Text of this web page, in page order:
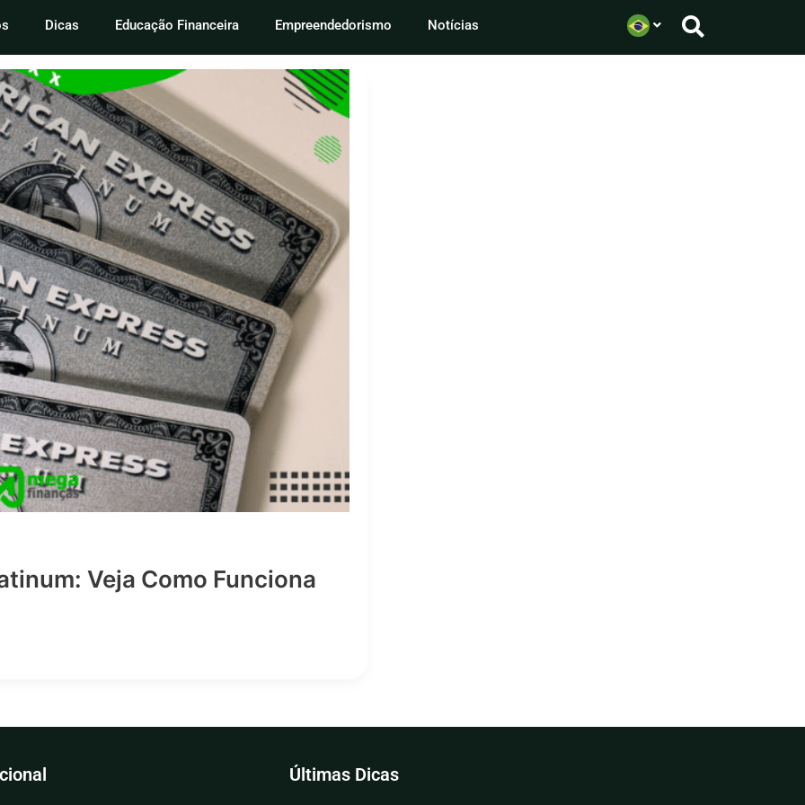
Dicas Educação Financeira Empreendedorismo Notícias
Veja Como Funciona
Últimas Dicas